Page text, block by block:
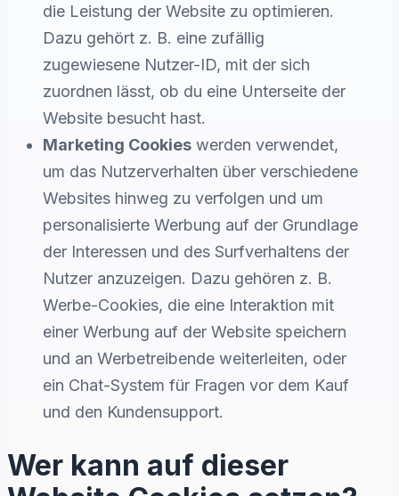
die Leistung der Website zu optimieren.
Dazu gehört z. B. eine zufällig
zugewiesene Nutzer-ID, mit der sich
zuordnen lässt, ob du eine Unterseite der
Website besucht hast.
Marketing Cookies werden verwendet,
um das Nutzerverhalten über verschiedene
Websites hinweg zu verfolgen und um
personalisierte Werbung auf der Grundlage
der Interessen und des Surfverhaltens der
Nutzer anzuzeigen. Dazu gehören z. B.
Werbe-Cookies, die eine Interaktion mit
einer Werbung auf der Website speichern
und an Werbetreibende weiterleiten, oder
ein Chat-System für Fragen vor dem Kauf
und den Kundensupport.
Wer kann auf dieser